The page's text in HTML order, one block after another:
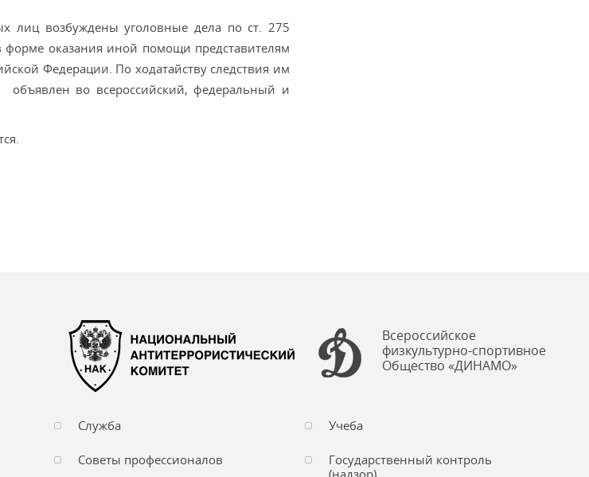
лиц возбуждены уголовные дела по ст. 275
форме оказания иной помощи представителям
Федерации. По ходатайству следствия им
во всероссийский, федеральный и
Всероссийское
физкультурно-спортивное
Общество «ДИНАМО»
Служба Учеба
Советы профессионалов
Государственный контроль
(надзор)